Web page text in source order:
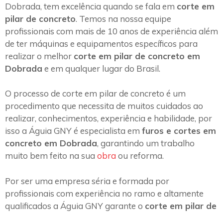
Dobrada, tem excelência quando se fala em corte em
pilar de concreto. Temos na nossa equipe
profissionais com mais de 10 anos de experiência além
de ter máquinas e equipamentos específicos para
realizar o melhor corte em pilar de concreto em
Dobrada e em qualquer lugar do Brasil.
O processo de corte em pilar de concreto é um
procedimento que necessita de muitos cuidados ao
realizar, conhecimentos, experiência e habilidade, por
isso a Águia GNY é especialista em furos e cortes em
concreto em Dobrada, garantindo um trabalho
muito bem feito na sua obra ou reforma.
Por ser uma empresa séria e formada por
profissionais com experiência no ramo e altamente
qualificados a Águia GNY garante o corte em pilar de